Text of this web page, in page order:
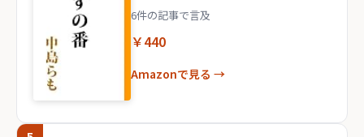
6件の記事で言及
￥440
Amazonで見る →